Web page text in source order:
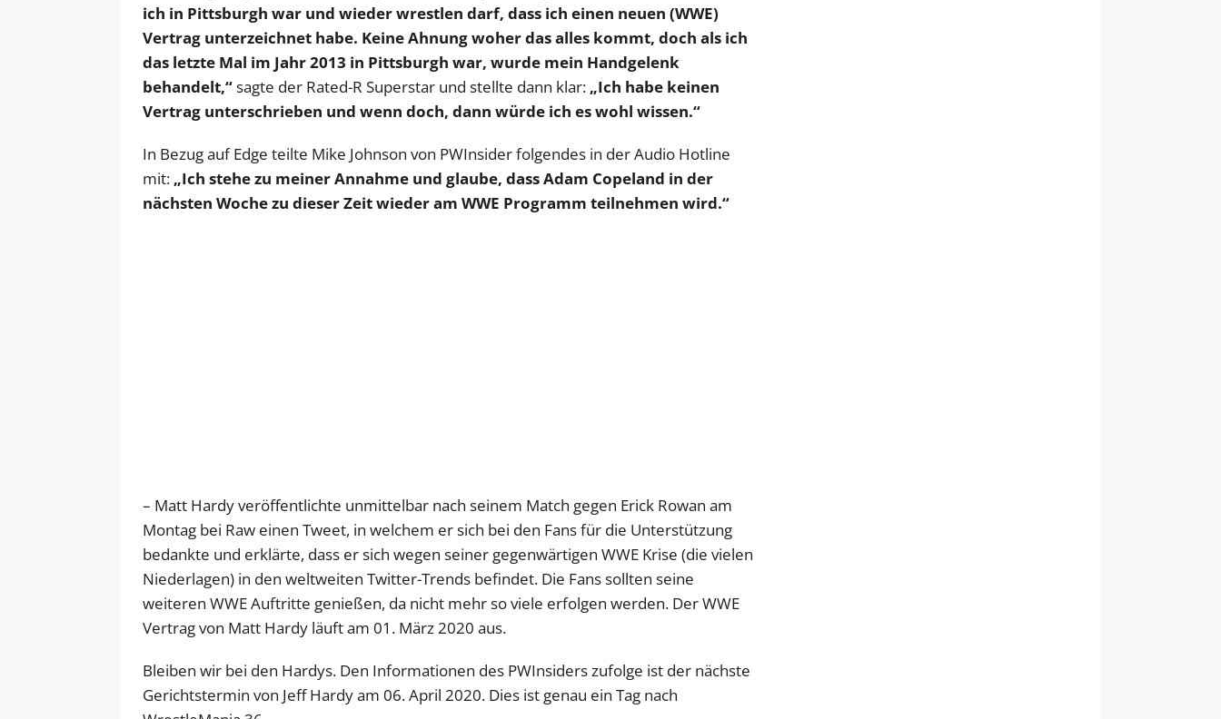
ich in Pittsburgh war und wieder wrestlen darf, dass ich einen neuen (WWE)
Vertrag unterzeichnet habe. Keine Ahnung woher das alles kommt, doch als ich
das letzte Mal im Jahr 2013 in Pittsburgh war, wurde mein Handgelenk
behandelt,“sagte der Rated-R Superstar und stellte dann klar: „Ich habe keinen
Vertrag unterschrieben und wenn doch, dann würde ich es wohl wissen.“
In Bezug auf Edge teilte Mike Johnson von PWInsider folgendes in der Audio Hotline
mit: „Ich stehe zu meiner Annahme und glaube, dass Adam Copeland in der
nächsten Woche zu dieser Zeit wieder am WWE Programm teilnehmen wird.“
– Matt Hardy veröffentlichte unmittelbar nach seinem Match gegen Erick Rowan am
Montag bei Raw einen Tweet, in welchem er sich bei den Fans für die Unterstützung
bedankte und erklärte, dass er sich wegen seiner gegenwärtigen WWE Krise (die vielen
Niederlagen) in den weltweiten Twitter-Trends befindet. Die Fans sollten seine
weiteren WWE Auftritte genießen, da nicht mehr so viele erfolgen werden. Der WWE
Vertrag von Matt Hardy läuft am 01. März 2020 aus.
Bleiben wir bei den Hardys. Den Informationen des PWInsiders zufolge ist der nächste
Gerichtstermin von Jeff Hardy am 06. April 2020. Dies ist genau ein Tag nach